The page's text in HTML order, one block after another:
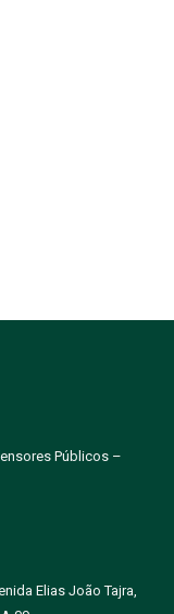
Públicos –
Elias João Tajra,